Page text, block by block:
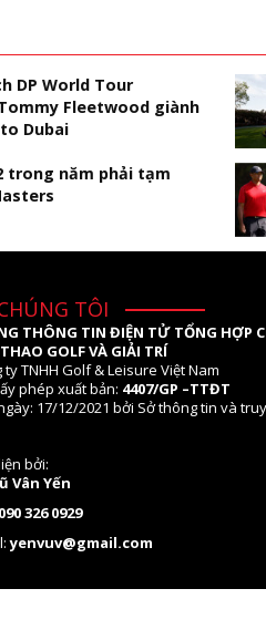
DP World Tour
Fleetwood giành
Dubai
trong năm phải tạm
TÔI
THÔNG TIN ĐIỆN TỬ TỔNG HỢP
GOLF VÀ GIẢI TRÍ
ty TNHH Golf & Leisure Việt Nam
phép xuất bản: 4407/GP –TTĐT
17/12/2021 bởi Sở thông tin và
bởi:
Vân Yến
090 326 0929
yenvuv@gmail.com